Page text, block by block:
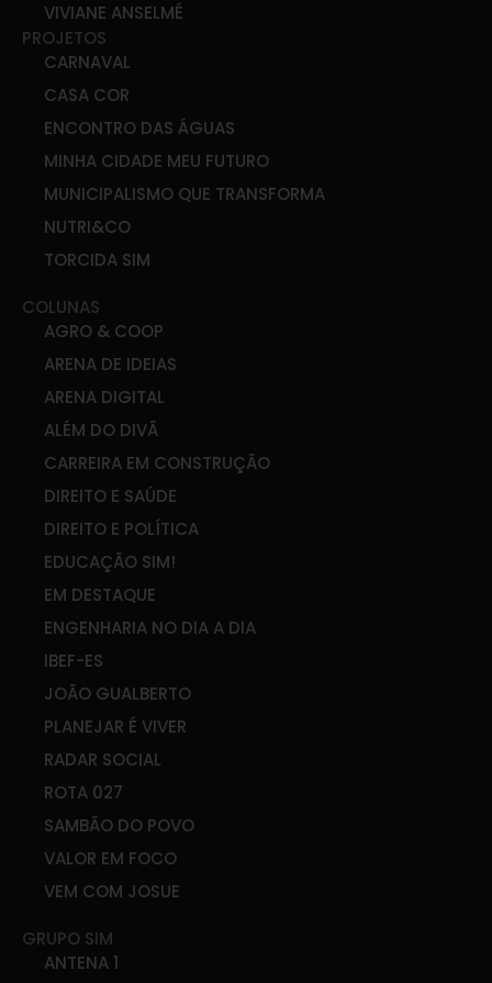
VIVIANE ANSELMÉ
PROJETOS
CARNAVAL
CASA COR
ENCONTRO DAS ÁGUAS
MINHA CIDADE MEU FUTURO
MUNICIPALISMO QUE TRANSFORMA
NUTRI&CO
TORCIDA SIM
COLUNAS
AGRO & COOP
ARENA DE IDEIAS
ARENA DIGITAL
ALÉM DO DIVÃ
CARREIRA EM CONSTRUÇÃO
DIREITO E SAÚDE
DIREITO E POLÍTICA
EDUCAÇÃO SIM!
EM DESTAQUE
ENGENHARIA NO DIA A DIA
IBEF-ES
JOÃO GUALBERTO
PLANEJAR É VIVER
RADAR SOCIAL
ROTA 027
SAMBÃO DO POVO
VALOR EM FOCO
VEM COM JOSUE
GRUPO SIM
ANTENA 1